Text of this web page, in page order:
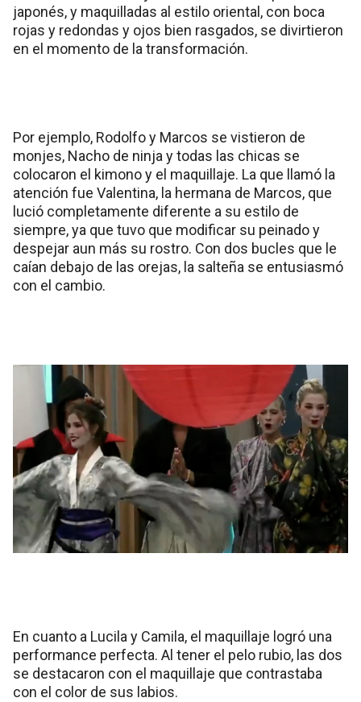
japonés, y maquilladas al estilo oriental, con boca
rojas y redondas y ojos bien rasgados, se divirtieron
en el momento de la transformación.
Por ejemplo, Rodolfo y Marcos se vistieron de
monjes, Nacho de ninja y todas las chicas se
colocaron el kimono y el maquillaje. La que llamó la
atención fue Valentina, la hermana de Marcos, que
lució completamente diferente a su estilo de
siempre, ya que tuvo que modificar su peinado y
despejar aun más su rostro. Con dos bucles que le
caían debajo de las orejas, la salteña se entusiasmó
con el cambio.
En cuanto a Lucila y Camila, el maquillaje logró una
performance perfecta. Al tener el pelo rubio, las dos
se destacaron con el maquillaje que contrastaba
con el color de sus labios.